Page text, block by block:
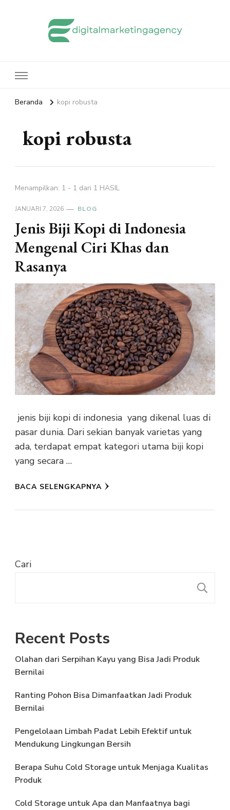
Beranda kopi robusta
kopi robusta
Menampilkan: 1 - 1 dari 1 HASIL
JANUARI 7, 2026 BLOG
Jenis Biji Kopi di Indonesia
Mengenal Ciri Khas dan
Rasanya
jenis biji kopi di indonesia yang dikenal luas di
pasar dunia. Dari sekian banyak varietas yang
ada, terdapat empat kategori utama biji kopi
yang secara …
BACA SELENGKAPNYA
Cari
Recent Posts
Olahan dari Serpihan Kayu yang Bisa Jadi Produk
Bernilai
Ranting Pohon Bisa Dimanfaatkan Jadi Produk
Bernilai
Pengelolaan Limbah Padat Lebih Efektif untuk
Mendukung Lingkungan Bersih
Berapa Suhu Cold Storage untuk Menjaga Kualitas
Produk
Cold Storage untuk Apa dan Manfaatnya bagi